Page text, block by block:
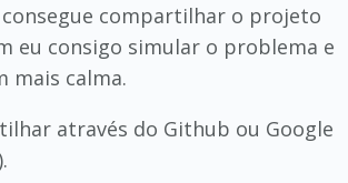
consegue compartilhar o projeto
eu consigo simular o problema e
mais calma.
através do Github ou Google